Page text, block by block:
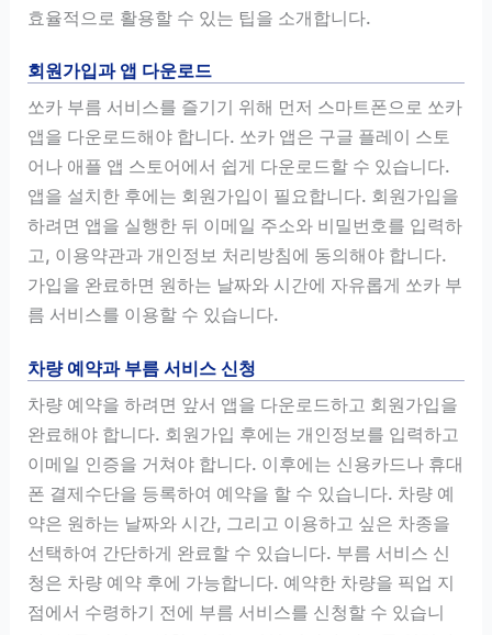
효율적으로 활용할 수 있는 팁을 소개합니다.
회원가입과 앱 다운로드
쏘카 부름 서비스를 즐기기 위해 먼저 스마트폰으로 쏘카
앱을 다운로드해야 합니다. 쏘카 앱은 구글 플레이 스토
어나 애플 앱 스토어에서 쉽게 다운로드할 수 있습니다.
앱을 설치한 후에는 회원가입이 필요합니다. 회원가입을
하려면 앱을 실행한 뒤 이메일 주소와 비밀번호를 입력하
고, 이용약관과 개인정보 처리방침에 동의해야 합니다.
가입을 완료하면 원하는 날짜와 시간에 자유롭게 쏘카 부
름 서비스를 이용할 수 있습니다.
차량 예약과 부름 서비스 신청
차량 예약을 하려면 앞서 앱을 다운로드하고 회원가입을
완료해야 합니다. 회원가입 후에는 개인정보를 입력하고
이메일 인증을 거쳐야 합니다. 이후에는 신용카드나 휴대
폰 결제수단을 등록하여 예약을 할 수 있습니다. 차량 예
약은 원하는 날짜와 시간, 그리고 이용하고 싶은 차종을
선택하여 간단하게 완료할 수 있습니다. 부름 서비스 신
청은 차량 예약 후에 가능합니다. 예약한 차량을 픽업 지
점에서 수령하기 전에 부름 서비스를 신청할 수 있습니